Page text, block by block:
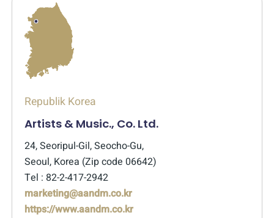
Republik Korea
Artists & Music., Co. Ltd.
24, Seoripul-Gil, Seocho-Gu,
Seoul, Korea (Zip code 06642)
Tel : 82-2-417-2942
marketing@aandm.co.kr
https://www.aandm.co.kr